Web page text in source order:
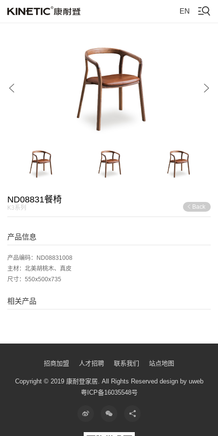
EN
ND08831餐椅
K3系列 Back
产品信息
产品编码：ND08831008
主材：北美胡桃木、真皮
尺寸：550x500x735
相关产品
招商加盟 人才招聘 联系我们 站点地图
Copyright © 2019 康耐登家居. All Rights Reserved design by uweb
粤ICP备16035548号